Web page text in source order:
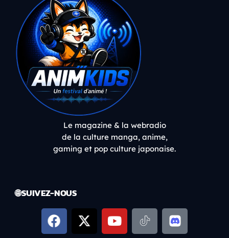
Le magazine & la webradio
de la culture manga, anime,
gaming et pop culture japonaise.
🌐 SUIVEZ-NOUS